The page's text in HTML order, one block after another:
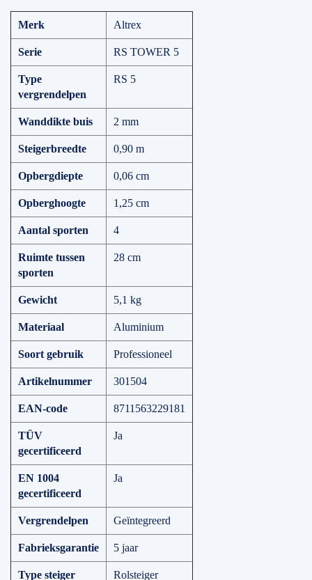
Merk Altrex
Serie RS TOWER 5
Type
vergrendelpen
RS 5
Wanddikte buis 2 mm
Steigerbreedte 0,90 m
Opbergdiepte 0,06 cm
Opberghoogte 1,25 cm
Aantal sporten 4
Ruimte tussen
sporten
28 cm
Gewicht 5,1 kg
Materiaal Aluminium
Soort gebruik Professioneel
Artikelnummer 301504
EAN-code 8711563229181
TÜV
gecertificeerd
Ja
EN 1004
gecertificeerd
Ja
Vergrendelpen Geïntegreerd
Fabrieksgarantie 5 jaar
Type steiger Rolsteiger